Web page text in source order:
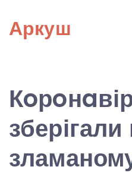
content
Аркуш
зберігали